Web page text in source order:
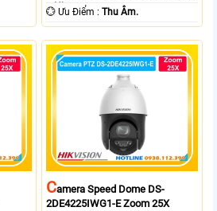
+ Nhựa.
️💮 Ưu Điểm :Thu Âm.
CAmera Speed Dome DS-
2DE4225IWG1-E Zoom 25X